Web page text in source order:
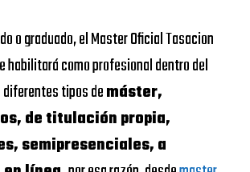
o graduado, el Master Oficial Tasacion
habilitará como profesional dentro del
tipos demáster,
de titulación propia,
semipresenciales, a